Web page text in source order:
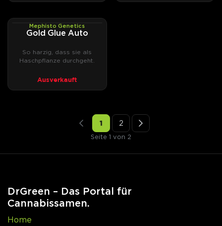
AUTOFEMMephisto Genetics
Gold Glue Auto
So harzig, dass sie als
Haschpflanze durchgeht.
Ausverkauft
1 2
Seite 1 von 2
DrGreen – Das Portal für
Cannabissamen.
Home